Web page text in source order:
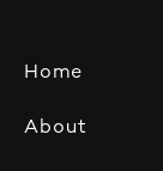
Home
About